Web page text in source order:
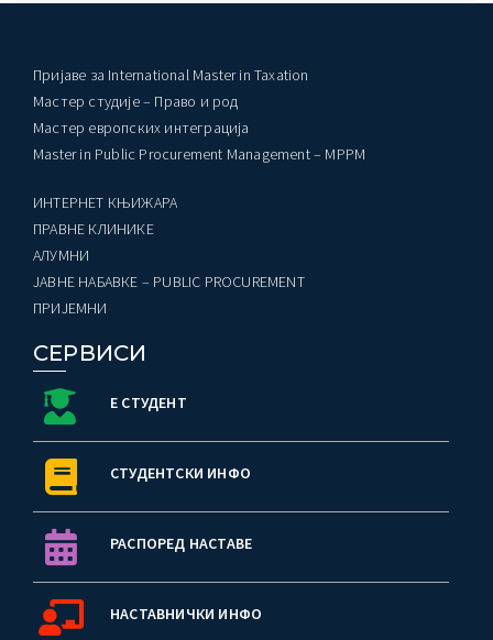
Пријаве за International Master in Taxation
Мастер студије – Право и род
Мастер европских интеграција
Master in Public Procurement Management – MPPM
ИНТЕРНЕТ КЊИЖАРА
ПРАВНЕ КЛИНИКЕ
AЛУМНИ
ЈАВНЕ НАБАВКЕ – PUBLIC PROCUREMENT
ПРИЈЕМНИ
СЕРВИСИ
Е СТУДЕНТ
СТУДЕНТСКИ ИНФО
РАСПОРЕД НАСТАВЕ
НАСТАВНИЧКИ ИНФО